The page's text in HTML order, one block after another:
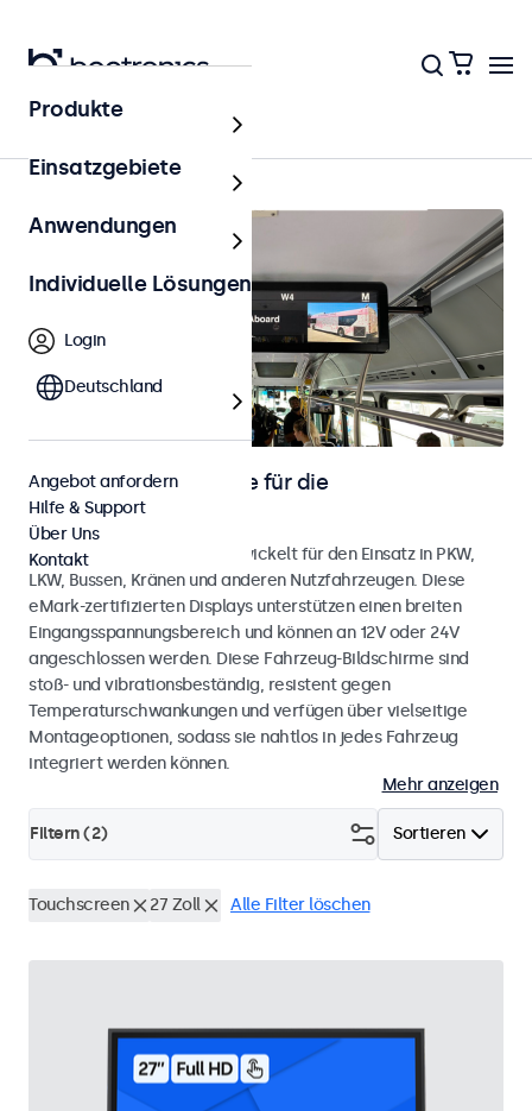
Startseite
Touchscreen-Monitore für die
Fahrzeugintegration
Touchscreen-Monitore, entwickelt für den Einsatz in PKW,
LKW, Bussen, Kränen und anderen Nutzfahrzeugen. Diese
eMark-zertifizierten Displays unterstützen einen breiten
Eingangsspannungsbereich und können an 12V oder 24V
angeschlossen werden. Diese Fahrzeug-Bildschirme sind
stoß- und vibrationsbeständig, resistent gegen
Temperaturschwankungen und verfügen über vielseitige
Montageoptionen, sodass sie nahtlos in jedes Fahrzeug
integriert werden können.
Mehr anzeigen
Sortieren
Filtern (2)
Touchscreen 27 Zoll Alle Filter löschen
Produkte
Einsatzgebiete
Anwendungen
Individuelle Lösungen
Login
Deutschland
Angebot anfordern
Hilfe & Support
Über Uns
Kontakt